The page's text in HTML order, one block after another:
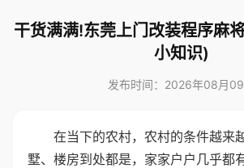
干货满满!东莞上门改装程序麻
小知识)
发布时间：2026年08月
在当下的农村，农村的条件越来
墅、楼房到处都是，家家户户几乎都